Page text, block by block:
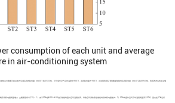
consumption of each unit and average
in air-conditioning system
规运行策略可能会增大空调系统的耗电量. 对比ST1和ST3可知，ST1室外空气平均温度低于ST3，系统耗电量大于ST3，这说明利用GTA策略能够降低系统耗电量. 对比ST2和ST5可知，利用改进后的主动储
系统耗电量明显增大. 主要原因有以下2个：1）由于ST6在8:00—9:00进行储能时室外空气温度较高，导致空气源热泵在储能时段的耗电量增大；2）ST6的室外空气平均温度明显高于ST4，因此在ST6运行